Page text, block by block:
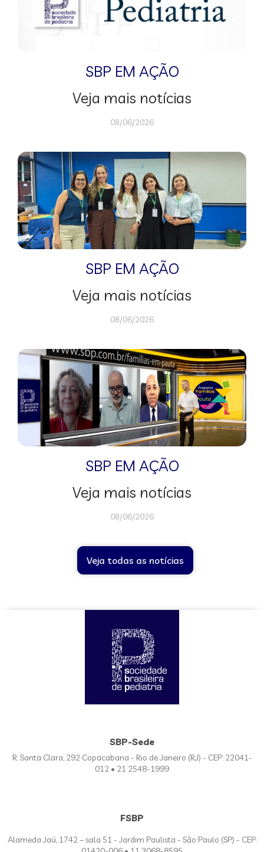
SBP EM AÇÃO
Veja mais notícias
08/06/2026
SBP EM AÇÃO
Veja mais notícias
08/06/2026
SBP EM AÇÃO
Veja mais notícias
08/06/2026
Veja todas as notícias
SBP-Sede
R. Santa Clara, 292 Copacabana - Rio de Janeiro (RJ) - CEP: 22041-
012 • 21 2548-1999
FSBP
Alameda Jaú, 1742 – sala 51 - Jardim Paulista - São Paulo (SP) - CEP: